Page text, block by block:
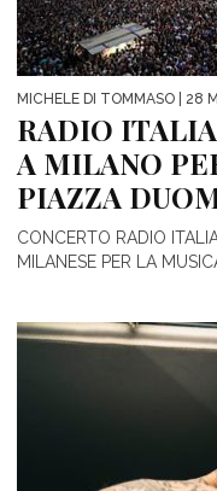
MICHELE DI TOMMASO | 28
RADIO
A MILANO
PIAZZA
CONCERTO RADIO
MILANESE PER LA